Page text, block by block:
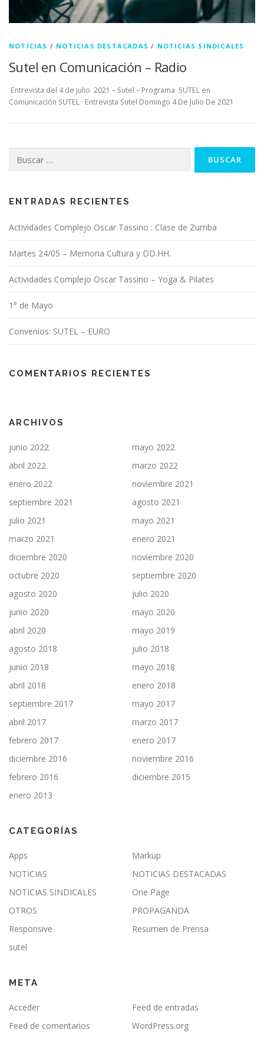
NOTICIAS / NOTICIAS DESTACADAS / NOTICIAS SINDICALES
Sutel en Comunicación – Radio
Entrevista del 4 de julio 2021 – Sutel – Programa SUTEL en
Comunicación SUTEL · Entrevista Sutel Domingo 4 De Julio De 2021
ENTRADAS RECIENTES
Actividades Complejo Oscar Tassino : Clase de Zumba
Martes 24/05 – Memoria Cultura y DD.HH.
Actividades Complejo Oscar Tassino – Yoga & Pilates
1° de Mayo
Convenios: SUTEL – EURO
COMENTARIOS RECIENTES
ARCHIVOS
junio 2022
mayo 2022
abril 2022
marzo 2022
enero 2022
noviembre 2021
septiembre 2021
agosto 2021
julio 2021
mayo 2021
marzo 2021
enero 2021
diciembre 2020
noviembre 2020
octubre 2020
septiembre 2020
agosto 2020
julio 2020
junio 2020
mayo 2020
abril 2020
mayo 2019
agosto 2018
julio 2018
junio 2018
mayo 2018
abril 2018
enero 2018
septiembre 2017
mayo 2017
abril 2017
marzo 2017
febrero 2017
enero 2017
diciembre 2016
noviembre 2016
febrero 2016
diciembre 2015
enero 2013
CATEGORÍAS
Apps
Markup
NOTICIAS
NOTICIAS DESTACADAS
NOTICIAS SINDICALES
One Page
OTROS
PROPAGANDA
Responsive
Resumen de Prensa
sutel
META
Acceder
Feed de entradas
Feed de comentarios
WordPress.org